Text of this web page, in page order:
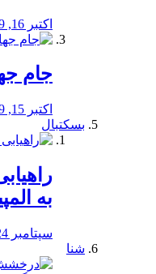
اکتبر 16, 2019
جام
اکتبر 15, 2019
بسکتبال
به
سپتامبر 24, 2019
شنا